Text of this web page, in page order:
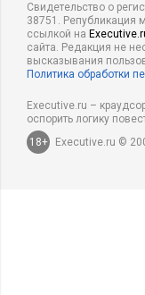
Свидетельство о
38751. Републикация
ссылкой на
сайта. Редакция не
высказывания
Политика обработки
Executive.ru –
оспорить логику
18+
Executive.ru ©